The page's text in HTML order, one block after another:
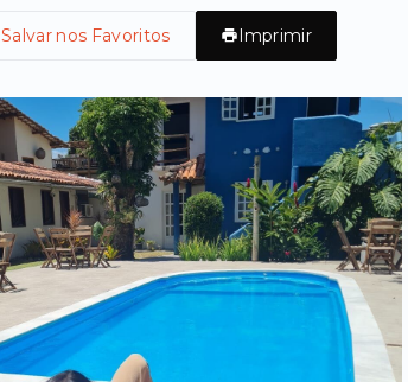
Salvar nos Favoritos Imprimir